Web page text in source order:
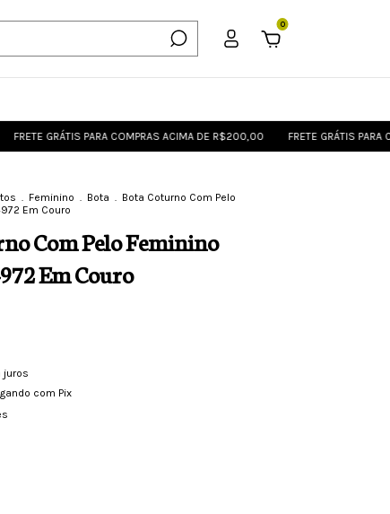
0
PARA COMPRAS ACIMA DE R$200,00 FRETE GRÁTIS PARA
. Feminino . Bota . Bota Coturno Com Pelo
Em Couro
Com Pelo Feminino
Em Couro
juros
com Pix